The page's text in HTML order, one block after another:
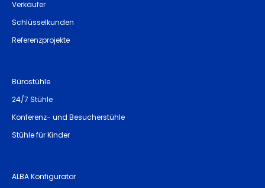
Verkäufer
Schlüsselkunden
Referenzprojekte
Bürostühle
24/7 Stühle
Konferenz- und Besucherstühle
Stühle für Kinder
ALBA Konfigurator